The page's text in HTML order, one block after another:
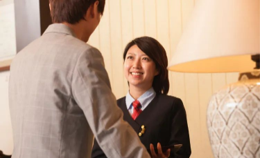
キープした求人
就職・転職 合同説明会
おもてなしHRについて
ご利用の流れ
よくある質問